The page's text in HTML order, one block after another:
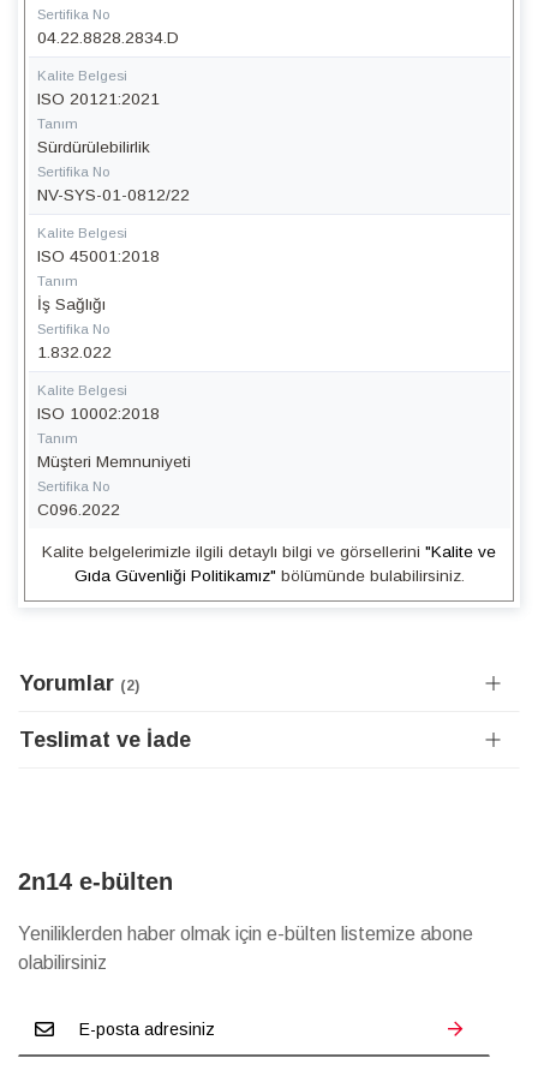
Sertifika No
04.22.8828.2834.D
Kalite Belgesi
ISO 20121:2021
Tanım
Sürdürülebilirlik
Sertifika No
NV-SYS-01-0812/22
Kalite Belgesi
ISO 45001:2018
Tanım
İş Sağlığı
Sertifika No
1.832.022
Kalite Belgesi
ISO 10002:2018
Tanım
Müşteri Memnuniyeti
Sertifika No
C096.2022
Kalite belgelerimizle ilgili detaylı bilgi ve görsellerini "Kalite ve
Gıda Güvenliği Politikamız" bölümünde bulabilirsiniz.
Yorumlar 2
Teslimat ve İade
2n14 e-bülten
Yeniliklerden haber olmak için e-bülten listemize abone
olabilirsiniz